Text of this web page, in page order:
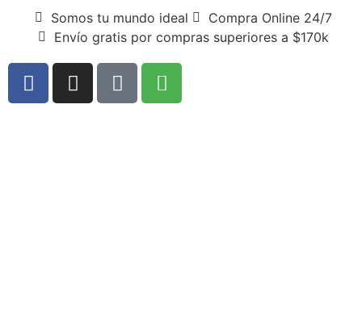
Somos tu mundo ideal
Compra Online 24/7
Envío gratis por compras superiores a $170k